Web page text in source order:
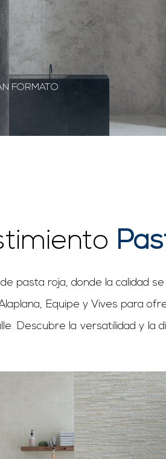
FORMATO
pasta roja, donde la calidad
Equipe y Vives para
Descubre la versatilidad y